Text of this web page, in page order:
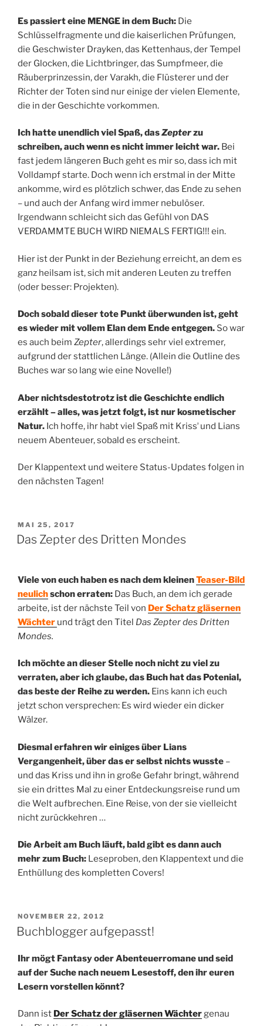
Es passiert eine MENGE in dem Buch: Die
Schlüsselfragmente und die kaiserlichen Prüfungen,
die Geschwister Drayken, das Kettenhaus, der Tempel
der Glocken, die Lichtbringer, das Sumpfmeer, die
Räuberprinzessin, der Varakh, die Flüsterer und der
Richter der Toten sind nur einige der vielen Elemente,
die in der Geschichte vorkommen.
Ich hatte unendlich viel Spaß, dasZepterzu
schreiben, auch wenn es nicht immer leicht war. Bei
fast jedem längeren Buch geht es mir so, dass ich mit
Volldampf starte. Doch wenn ich erstmal in der Mitte
ankomme, wird es plötzlich schwer, das Ende zu sehen
– und auch der Anfang wird immer nebulöser.
Irgendwann schleicht sich das Gefühl von DAS
VERDAMMTE BUCH WIRD NIEMALS FERTIG!!! ein.
Hier ist der Punkt in der Beziehung erreicht, an dem es
ganz heilsam ist, sich mit anderen Leuten zu treffen
(oder besser: Projekten).
Doch sobald dieser tote Punkt überwunden ist, geht
es wieder mit vollem Elan dem Ende entgegen. So war
es auch beim Zepter, allerdings sehr viel extremer,
aufgrund der stattlichen Länge. (Allein die Outline des
Buches war so lang wie eine Novelle!)
Aber nichtsdestotrotz ist die Geschichte endlich
erzählt – alles, was jetzt folgt, ist nur kosmetischer
Natur. Ich hoffe, ihr habt viel Spaß mit Krissʼ und Lians
neuem Abenteuer, sobald es erscheint.
Der Klappentext und weitere Status-Updates folgen in
den nächsten Tagen!
VERÖFFENTLICHT
AM
MAI 25, 2017
Das Zepter des Dritten Mondes
Viele von euch haben es nach dem kleinenTeaser-Bild
neulichschon erraten: Das Buch, an dem ich gerade
arbeite, ist der nächste Teil von Der Schatz gläsernen
Wächter und trägt den Titel Das Zepter des Dritten
Mondes.
Ich möchte an dieser Stelle noch nicht zu viel zu
verraten, aber ich glaube, das Buch hat das Potenial,
das beste der Reihe zu werden. Eins kann ich euch
jetzt schon versprechen: Es wird wieder ein dicker
Wälzer.
Diesmal erfahren wir einiges über Lians
Vergangenheit, über das er selbst nichts wusste –
und das Kriss und ihn in große Gefahr bringt, während
sie ein drittes Mal zu einer Entdeckungsreise rund um
die Welt aufbrechen. Eine Reise, von der sie vielleicht
nicht zurückkehren …
Die Arbeit am Buch läuft, bald gibt es dann auch
mehr zum Buch: Leseproben, den Klappentext und die
Enthüllung des kompletten Covers!
VERÖFFENTLICHT
AM
NOVEMBER 22, 2012
Buchblogger aufgepasst!
Ihr mögt Fantasy oder Abenteuerromane und seid
auf der Suche nach neuem Lesestoff, den ihr euren
Lesern vorstellen könnt?
Dann ist Der Schatz der gläsernen Wächtergenau